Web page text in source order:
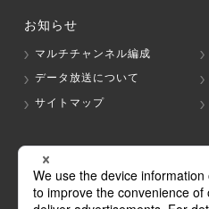
お知らせ
マルチチャンネル編成
データ放送について
サイトマップ
グループ会社
テレビ朝日